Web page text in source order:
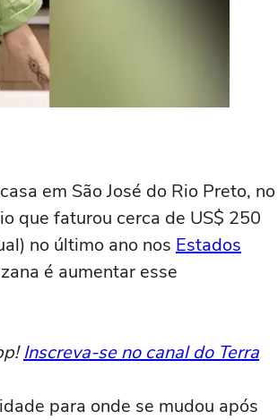
em São José do Rio Preto, no
que faturou cerca de US$ 250
no último ano nos Estados
é aumentar esse
Inscreva-se no canal do Terra
para onde se mudou após